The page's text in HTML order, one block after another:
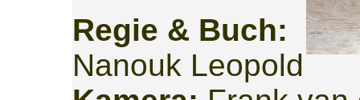
Regie & Buch:
Nanouk Leopold